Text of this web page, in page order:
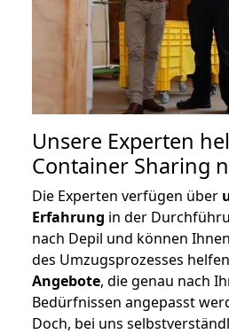
Unsere Experten
Container Sharing
Die Experten verfügen über
Erfahrung in der
nach Depil und können
des Umzugsprozesses
Angebote, die genau nach
Bedürfnissen angepasst
Doch, bei uns